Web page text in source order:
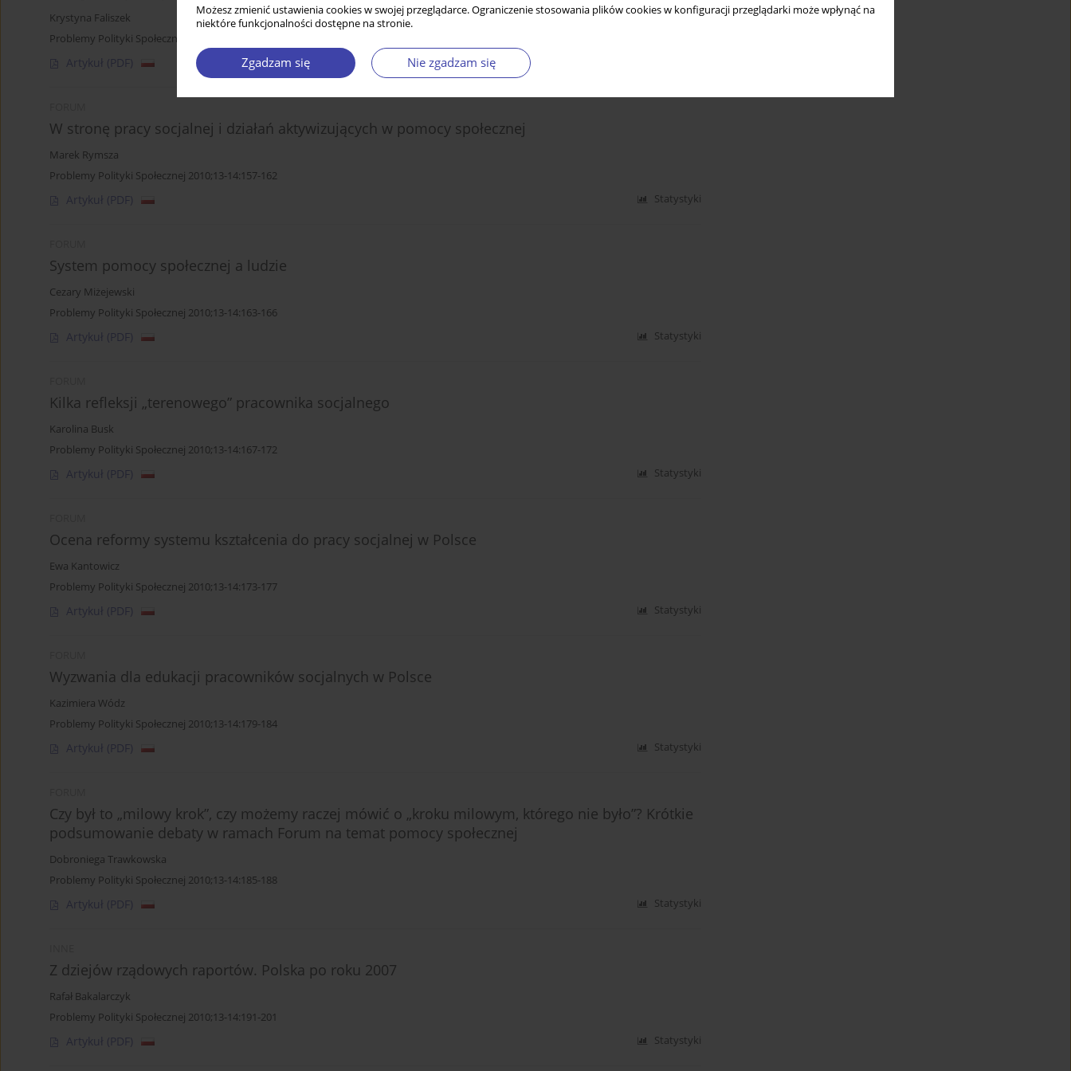
Możesz zmienić ustawienia cookies w swojej przeglądarce. Ograniczenie stosowania plików cookies w konfiguracji przeglądarki może wpłynąć na
niektóre funkcjonalności dostępne na stronie.
Zgadzam się Nie zgadzam się
Krystyna Faliszek
Problemy Polityki Społecznej 2010;13-14:149-155
Artykuł (PDF)
W stronę pracy socjalnej i działań aktywizujących w pomocy społecznej
Marek Rymsza
Problemy Polityki Społecznej 2010;13-14:157-162
Artykuł (PDF) Statystyki
System pomocy społecznej a ludzie
Cezary Miżejewski
Problemy Polityki Społecznej 2010;13-14:163-166
Artykuł (PDF) Statystyki
Kilka refleksji „terenowego” pracownika socjalnego
Karolina Busk
Problemy Polityki Społecznej 2010;13-14:167-172
Artykuł (PDF) Statystyki
Ocena reformy systemu kształcenia do pracy socjalnej w Polsce
Ewa Kantowicz
Problemy Polityki Społecznej 2010;13-14:173-177
Artykuł (PDF) Statystyki
Wyzwania dla edukacji pracowników socjalnych w Polsce
Kazimiera Wódz
Problemy Polityki Społecznej 2010;13-14:179-184
Artykuł (PDF) Statystyki
Czy był to „milowy krok”, czy możemy raczej mówić o „kroku milowym, którego nie było”? Krótkie
podsumowanie debaty w ramach Forum na temat pomocy społecznej
Dobroniega Trawkowska
Problemy Polityki Społecznej 2010;13-14:185-188
Artykuł (PDF) Statystyki
Z dziejów rządowych raportów. Polska po roku 2007
Rafał Bakalarczyk
Problemy Polityki Społecznej 2010;13-14:191-201
Artykuł (PDF) Statystyki